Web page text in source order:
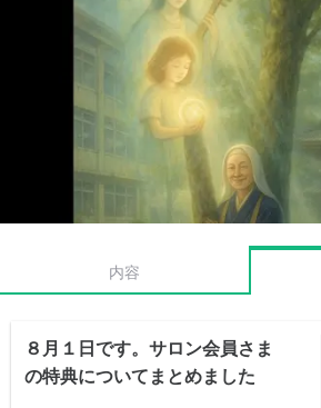
内容
８月１日です。サロン会員さま
の特典についてまとめました